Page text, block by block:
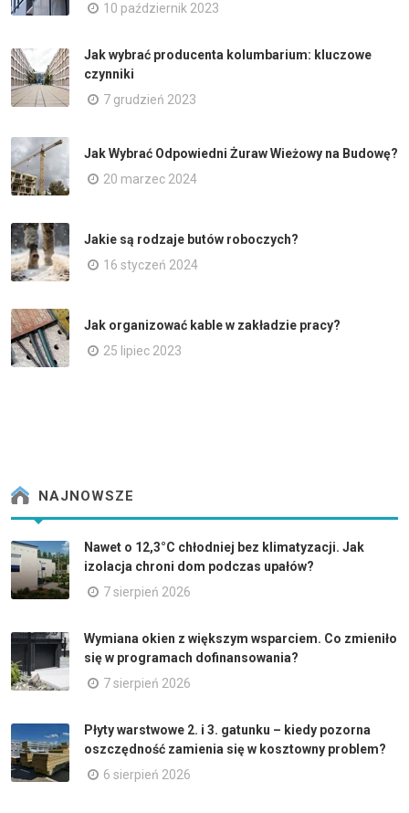
10 październik 2023
Jak wybrać producenta kolumbarium: kluczowe
czynniki
7 grudzień 2023
Jak Wybrać Odpowiedni Żuraw Wieżowy na Budowę?
20 marzec 2024
Jakie są rodzaje butów roboczych?
16 styczeń 2024
Jak organizować kable w zakładzie pracy?
25 lipiec 2023
NAJNOWSZE
Nawet o 12,3°C chłodniej bez klimatyzacji. Jak
izolacja chroni dom podczas upałów?
7 sierpień 2026
Wymiana okien z większym wsparciem. Co zmieniło
się w programach dofinansowania?
7 sierpień 2026
Płyty warstwowe 2. i 3. gatunku – kiedy pozorna
oszczędność zamienia się w kosztowny problem?
6 sierpień 2026